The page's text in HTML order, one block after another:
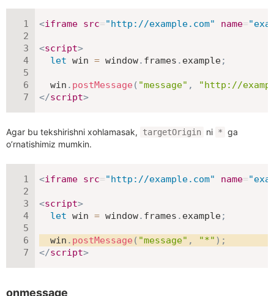
<iframe src="http://example.com" name="
<script>
let win = window. frames . example;
  win
. postMessage ( "message" ,
"http://
</script>
Agar bu tekshirishni xohlamasak, targetOrigin ni * ga
o’rnatishimiz mumkin.
<iframe src="http://example.com" name="
<script>
let win = window. frames . example;
  win
. postMessage ( "message" , "*" ) ;
</script>
onmessage